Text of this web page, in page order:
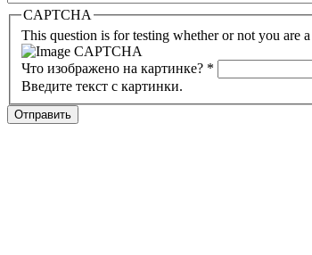
CAPTCHA
This question is for testing whether or not you are
Что изображено на картинке? *
Введите текст с картинки.